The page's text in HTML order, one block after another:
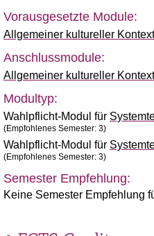
Vorausgesetzte Module:
Allgemeiner kultureller
Anschlussmodule:
Allgemeiner kultureller
Modultyp:
Wahlpflicht-Modul für
(Empfohlenes Semester: 3)
Wahlpflicht-Modul für
(Empfohlenes Semester: 3)
Semester Empfehlung:
Keine Semester Empfehlung